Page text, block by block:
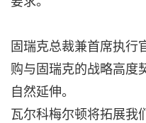
固瑞克总裁兼首席执行
购与固瑞克的战略高度
自然延伸。
瓦尔科梅尔顿将拓展我